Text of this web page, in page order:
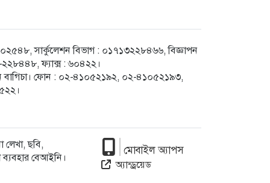
সার্কুলেশন বিভাগ : ০১৭১৩২২৮৪৬৬, বিজ্ঞাপন
ফ্যাক্স : ৬০৪২২।
বাগিচা। ফোন : ০২-৪১০৫২১৯২, ০২-৪১০৫২১৯৩,
ছবি,
বেআইনি।
মোবাইল অ্যাপস
অ্যান্ড্রয়েড